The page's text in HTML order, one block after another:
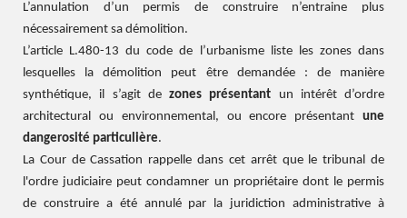
L’annulation d’un permis de construire n’entraine plus
nécessairement sa démolition.
L’article L.480-13 du code de l’urbanisme liste les zones dans
lesquelles la démolition peut être demandée : de manière
synthétique, il s’agit de zones présentant un intérêt d’ordre
architectural ou environnemental, ou encore présentant une
dangerosité particulière.
La Cour de Cassation rappelle dans cet arrêt que le tribunal de
l'ordre judiciaire peut condamner un propriétaire dont le permis
de construire a été annulé par la juridiction administrative à